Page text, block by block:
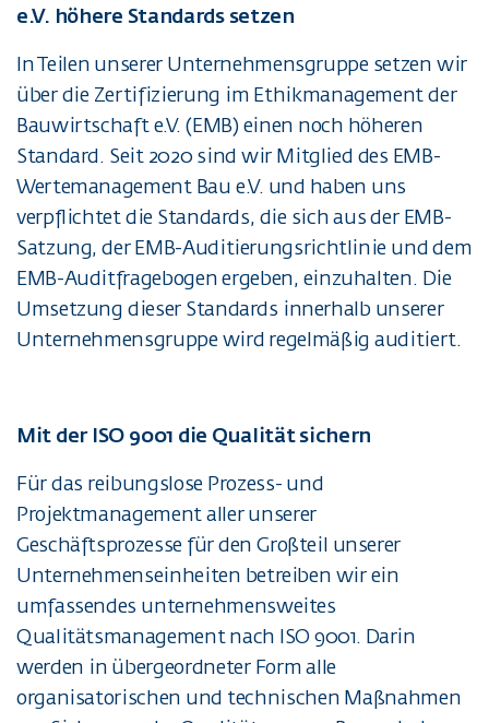
e.V. höhere Standards setzen
In Teilen unserer Unternehmensgruppe setzen wir
über die Zertifizierung im Ethikmanagement der
Bauwirtschaft e.V. (EMB) einen noch höheren
Standard. Seit 2020 sind wir Mitglied des EMB-
Wertemanagement Bau e.V. und haben uns
verpflichtet die Standards, die sich aus der EMB-
Satzung, der EMB-Auditierungsrichtlinie und dem
EMB-Auditfragebogen ergeben, einzuhalten. Die
Umsetzung dieser Standards innerhalb unserer
Unternehmensgruppe wird regelmäßig auditiert.
Mit der ISO 9001 die Qualität sichern
Für das reibungslose Prozess- und
Projektmanagement aller unserer
Geschäftsprozesse für den Großteil unserer
Unternehmenseinheiten betreiben wir ein
umfassendes unternehmensweites
Qualitätsmanagement nach ISO 9001. Darin
werden in übergeordneter Form alle
organisatorischen und technischen Maßnahmen